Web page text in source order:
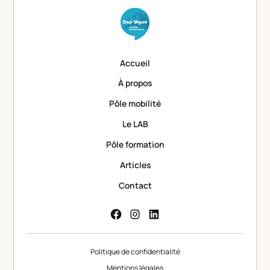
Accueil
À propos
Pôle mobilité
Le LAB
Pôle formation
Articles
Contact
Politique de confidentialité